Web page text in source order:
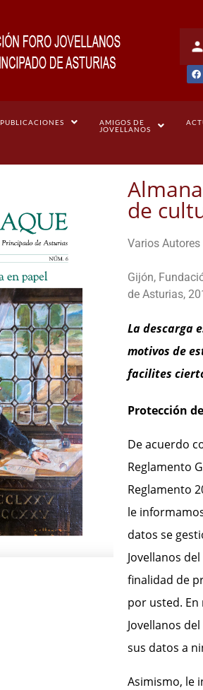
PUBLICACIONES
AMIGOS DE
JOVELLANOS
de
Varios Autores
Gijón,
de Asturias,
La descarga
motivos de
facilites
Protección
De acuerdo
Reglamento
Reglamento
le
datos se
Jovellanos
finalidad de
por usted. En
Jovellanos
sus datos a
Asimismo, le